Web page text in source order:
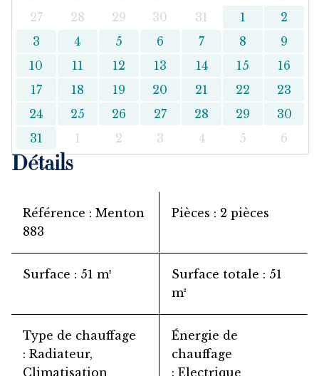
27 28 29 30 31 1
2
3
4 5 6 7 8
9
10
11 12 13 14 15
16
17
18 19 20 21 22
23
24
25 26 27 28 29
30
31
1 2 3 4 5 6
Détails
Référence
Menton
883
Pièces 2 pièces
Surface 51 m² Surface totale
51
m²
Type de chauffage
Radiateur,
Climatisation
Énergie de
chauffage
Electrique